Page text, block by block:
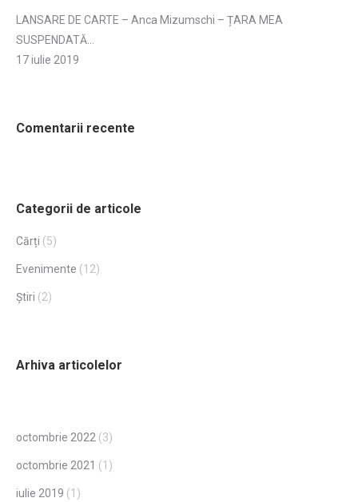
LANSARE DE CARTE – Anca Mizumschi – ȚARA MEA
SUSPENDATĂ…
17 iulie 2019
Comentarii recente
Categorii de articole
Cărți (5)
Evenimente (12)
Știri (2)
Arhiva articolelor
octombrie 2022 (3)
octombrie 2021 (1)
iulie 2019 (1)